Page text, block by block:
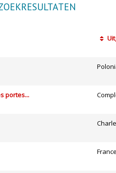
portes...